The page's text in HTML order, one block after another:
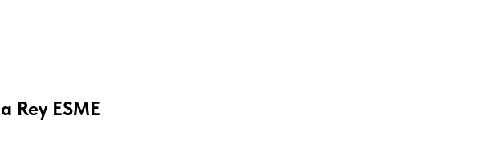
Rey ESME